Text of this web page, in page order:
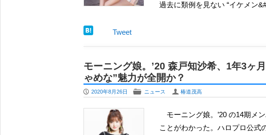
過去に類例を見ない “イケメン
Tweet
モーニング娘。’20 森戸知沙希、1年3
ゃめな”魅力が全開か？
P 2020年8月26日 F ニュース U 椿道茂高
モーニング娘。’20 の14期メンバーである森戸知沙希が写真集を発売する
ことがわかった。ハロプロ公式